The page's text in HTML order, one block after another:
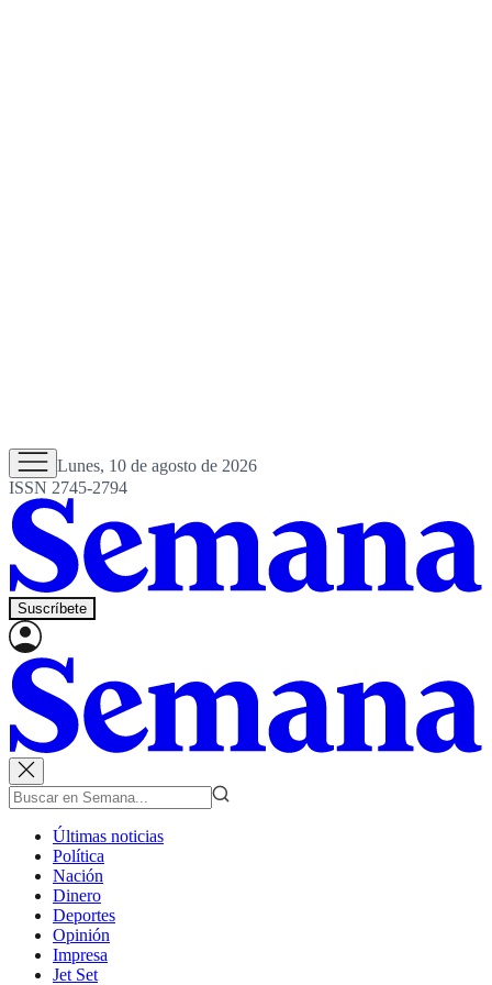
Lunes, 10 de agosto de 2026
ISSN 2745-2794
Suscríbete
Últimas noticias
Política
Nación
Dinero
Deportes
Opinión
Impresa
Jet Set